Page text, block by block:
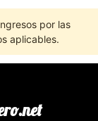
por las
aplicables.